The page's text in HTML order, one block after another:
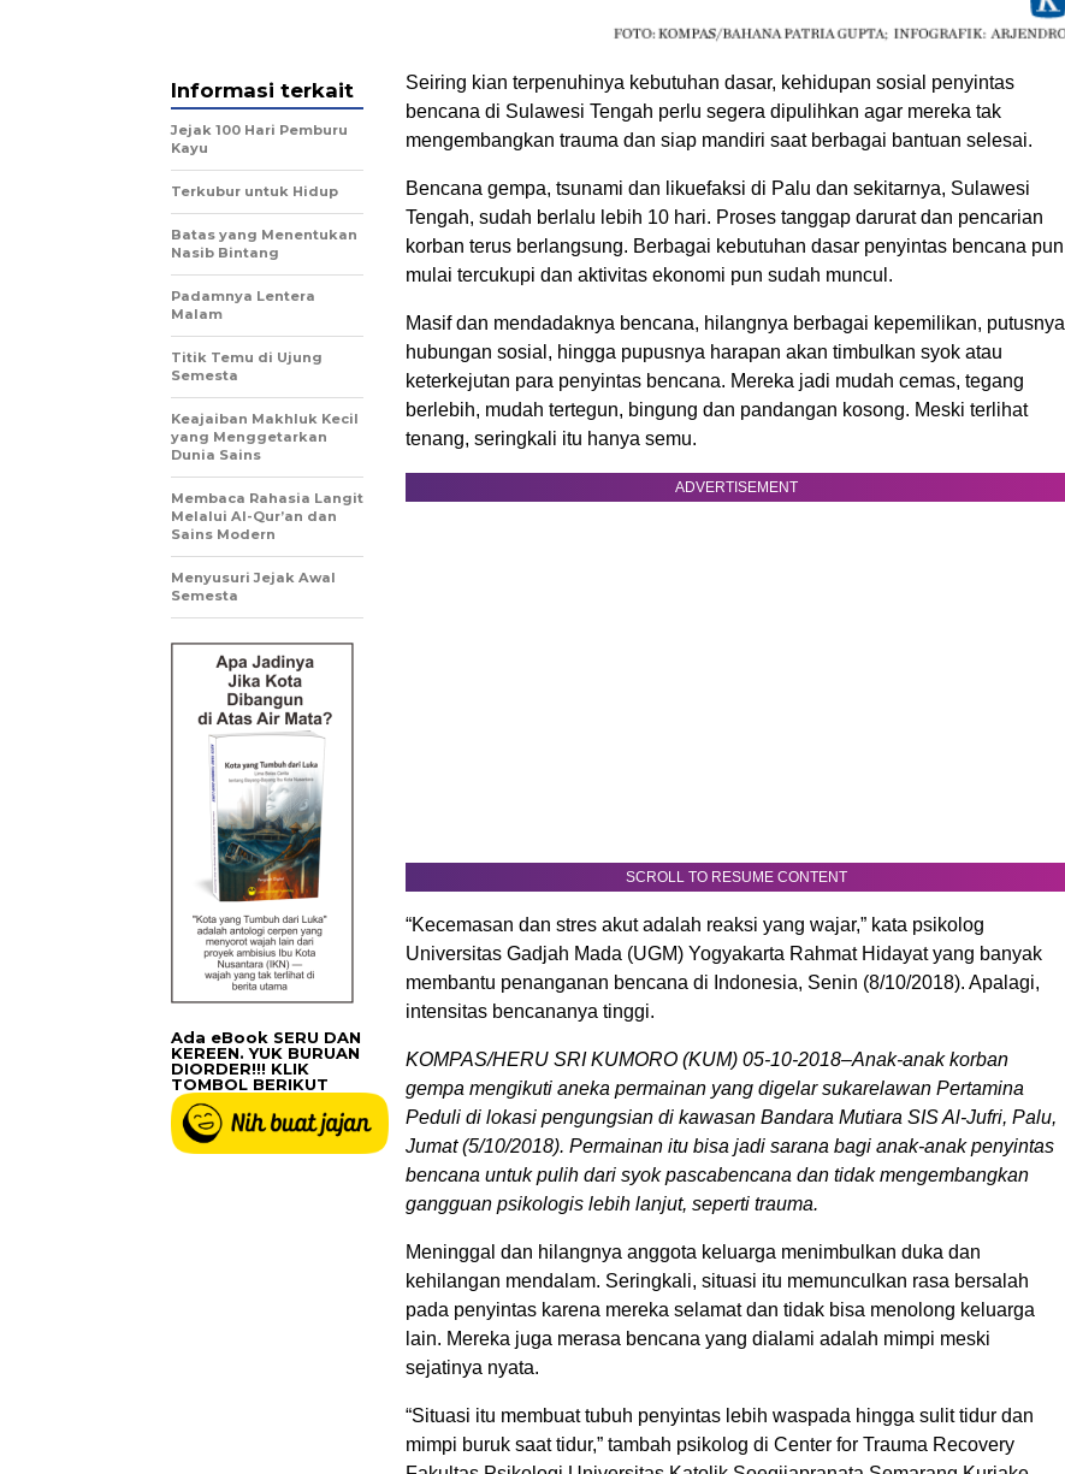
Seiring kian terpenuhinya kebutuhan dasar, kehidupan sosial penyintas
bencana di Sulawesi Tengah perlu segera dipulihkan agar mereka tak
mengembangkan trauma dan siap mandiri saat berbagai bantuan selesai.
Bencana gempa, tsunami dan likuefaksi di Palu dan sekitarnya, Sulawesi
Tengah, sudah berlalu lebih 10 hari. Proses tanggap darurat dan pencarian
korban terus berlangsung. Berbagai kebutuhan dasar penyintas bencana pun
mulai tercukupi dan aktivitas ekonomi pun sudah muncul.
Masif dan mendadaknya bencana, hilangnya berbagai kepemilikan, putusnya
hubungan sosial, hingga pupusnya harapan akan timbulkan syok atau
keterkejutan para penyintas bencana. Mereka jadi mudah cemas, tegang
berlebih, mudah tertegun, bingung dan pandangan kosong. Meski terlihat
tenang, seringkali itu hanya semu.
ADVERTISEMENT
SCROLL TO RESUME CONTENT
“Kecemasan dan stres akut adalah reaksi yang wajar,” kata psikolog
Universitas Gadjah Mada (UGM) Yogyakarta Rahmat Hidayat yang banyak
membantu penanganan bencana di Indonesia, Senin (8/10/2018). Apalagi,
intensitas bencananya tinggi.
KOMPAS/HERU SRI KUMORO (KUM) 05-10-2018–Anak-anak korban
gempa mengikuti aneka permainan yang digelar sukarelawan Pertamina
Peduli di lokasi pengungsian di kawasan Bandara Mutiara SIS Al-Jufri, Palu,
Jumat (5/10/2018). Permainan itu bisa jadi sarana bagi anak-anak penyintas
bencana untuk pulih dari syok pascabencana dan tidak mengembangkan
gangguan psikologis lebih lanjut, seperti trauma.
Meninggal dan hilangnya anggota keluarga menimbulkan duka dan
kehilangan mendalam. Seringkali, situasi itu memunculkan rasa bersalah
pada penyintas karena mereka selamat dan tidak bisa menolong keluarga
lain. Mereka juga merasa bencana yang dialami adalah mimpi meski
sejatinya nyata.
“Situasi itu membuat tubuh penyintas lebih waspada hingga sulit tidur dan
mimpi buruk saat tidur,” tambah psikolog di Center for Trauma Recovery
Informasi terkait
Jejak 100 Hari Pemburu
Kayu
Terkubur untuk Hidup
Batas yang Menentukan
Nasib Bintang
Padamnya Lentera
Malam
Titik Temu di Ujung
Semesta
Keajaiban Makhluk Kecil
yang Menggetarkan
Dunia Sains
Membaca Rahasia Langit
Melalui Al-Qur’an dan
Sains Modern
Menyusuri Jejak Awal
Semesta
Ada eBook SERU DAN
KEREEN. YUK BURUAN
DIORDER!!! KLIK
TOMBOL BERIKUT